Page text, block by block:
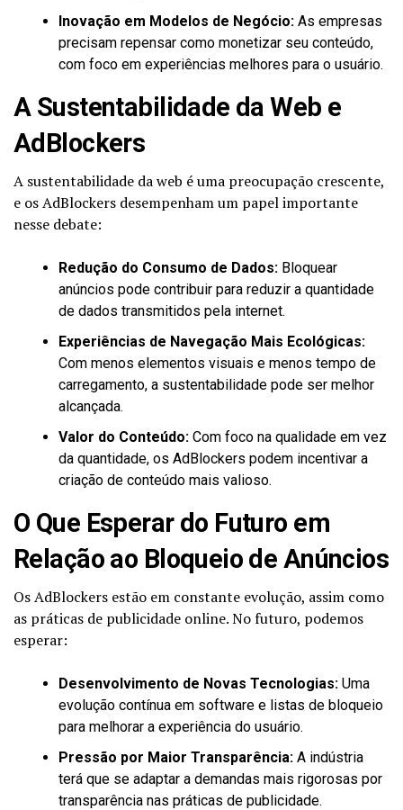
Inovação em Modelos de Negócio: As empresas
precisam repensar como monetizar seu conteúdo,
com foco em experiências melhores para o usuário.
A Sustentabilidade da Web e
AdBlockers
A sustentabilidade da web é uma preocupação crescente,
e os AdBlockers desempenham um papel importante
nesse debate:
Redução do Consumo de Dados: Bloquear
anúncios pode contribuir para reduzir a quantidade
de dados transmitidos pela internet.
Experiências de Navegação Mais Ecológicas:
Com menos elementos visuais e menos tempo de
carregamento, a sustentabilidade pode ser melhor
alcançada.
Valor do Conteúdo: Com foco na qualidade em vez
da quantidade, os AdBlockers podem incentivar a
criação de conteúdo mais valioso.
O Que Esperar do Futuro em
Relação ao Bloqueio de Anúncios
Os AdBlockers estão em constante evolução, assim como
as práticas de publicidade online. No futuro, podemos
esperar:
Desenvolvimento de Novas Tecnologias: Uma
evolução contínua em software e listas de bloqueio
para melhorar a experiência do usuário.
Pressão por Maior Transparência: A indústria
terá que se adaptar a demandas mais rigorosas por
transparência nas práticas de publicidade.